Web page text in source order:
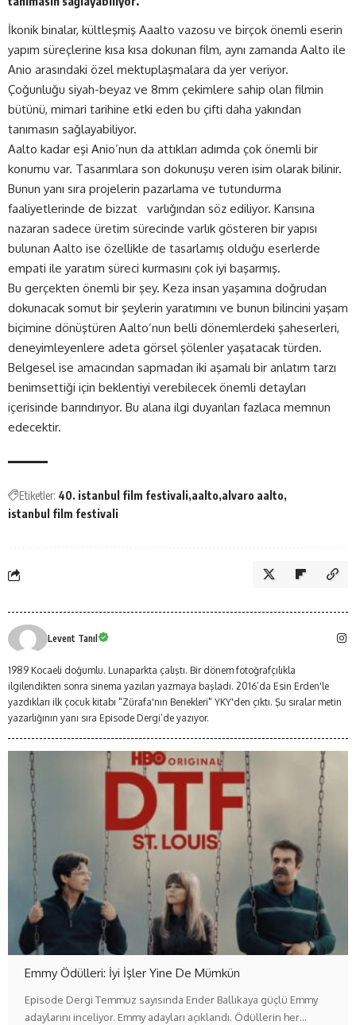
İkonik binalar, kültleşmiş Aaalto vazosu ve birçok önemli eserin
yapım süreçlerine kısa kısa dokunan film, aynı zamanda Aalto ile
Anio arasındaki özel mektuplaşmalara da yer veriyor.
Çoğunluğu siyah-beyaz ve 8mm çekimlere sahip olan filmin
bütünü, mimari tarihine etki eden bu çifti daha yakından
tanımasın sağlayabiliyor.
Aalto kadar eşi Anio’nun da attıkları adımda çok önemli bir
konumu var. Tasarımlara son dokunuşu veren isim olarak bilinir.
Bunun yanı sıra projelerin pazarlama ve tutundurma
faaliyetlerinde de bizzat varlığından söz ediliyor. Karısına
nazaran sadece üretim sürecinde varlık gösteren bir yapısı
bulunan Aalto ise özellikle de tasarlamış olduğu eserlerde
empati ile yaratım süreci kurmasını çok iyi başarmış.
Bu gerçekten önemli bir şey. Keza insan yaşamına doğrudan
dokunacak somut bir şeylerin yaratımını ve bunun bilincini yaşam
biçimine dönüştüren Aalto’nun belli dönemlerdeki şaheserleri,
deneyimleyenlere adeta görsel şölenler yaşatacak türden.
Belgesel ise amacından sapmadan iki aşamalı bir anlatım tarzı
benimsettiği için beklentiyi verebilecek önemli detayları
içerisinde barındırıyor. Bu alana ilgi duyanları fazlaca memnun
edecektir.
Etiketler: 40. istanbul film festivali aalto alvaro aalto
istanbul film festivali
Levent Tanıl
1989 Kocaeli doğumlu. Lunaparkta çalıştı. Bir dönem fotoğrafçılıkla
ilgilendikten sonra sinema yazıları yazmaya başladı. 2016’da Esin Erden'le
yazdıkları ilk çocuk kitabı "Zürafa'nın Benekleri" YKY'den çıktı. Şu sıralar metin
yazarlığının yanı sıra Episode Dergi’de yazıyor.
Emmy Ödülleri: İyi İşler Yine De Mümkün
Episode Dergi Temmuz sayısında Ender Ballıkaya güçlü Emmy
adaylarını inceliyor. Emmy adayları açıklandı. Ödüllerin her…